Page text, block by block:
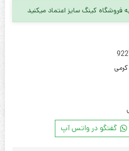
فروشگاه کینگ سایز اعتماد میکنید
گفتگو در واتس آپ